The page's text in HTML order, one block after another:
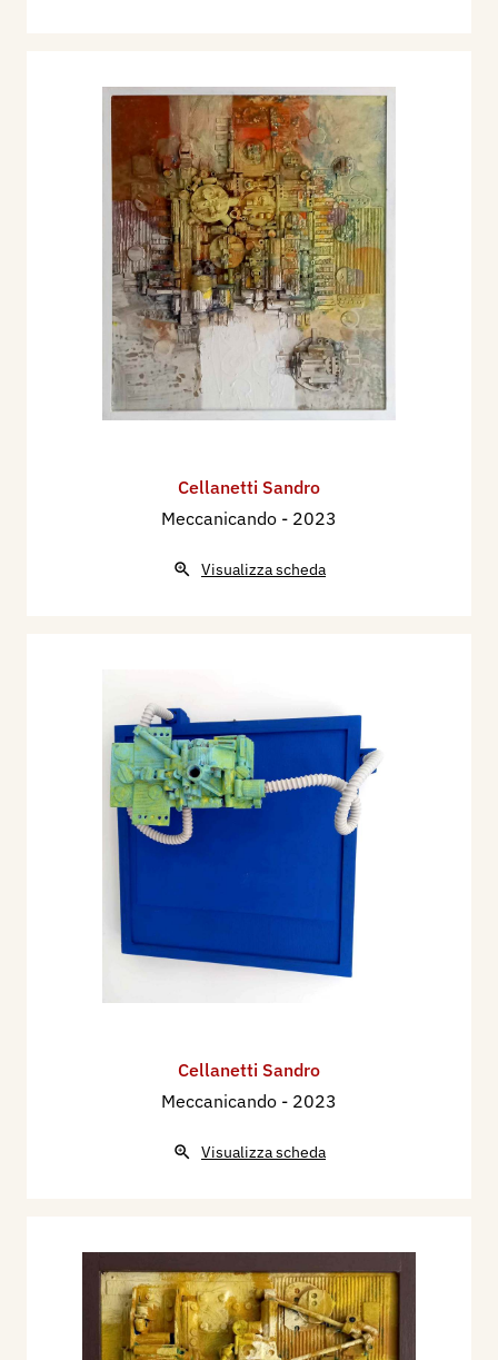
Cellanetti Sandro
Meccanicando - 2023
Visualizza scheda
Cellanetti Sandro
Meccanicando - 2023
Visualizza scheda